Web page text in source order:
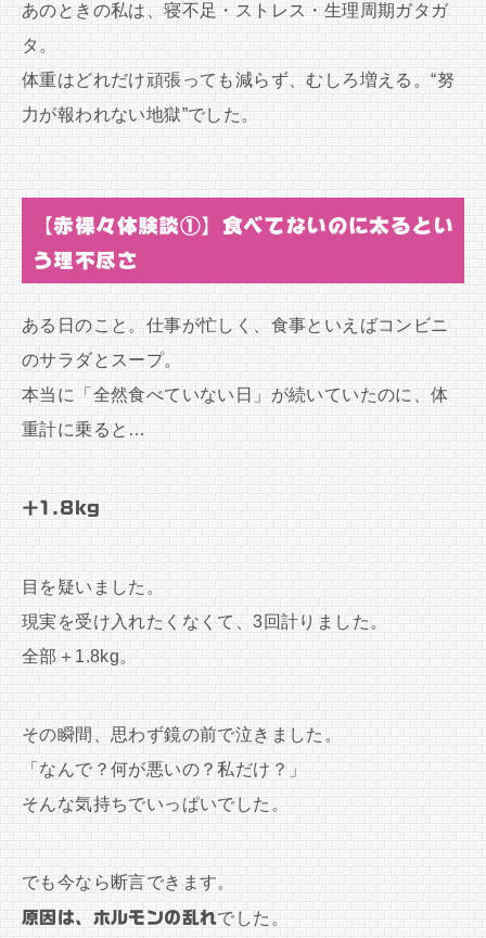
あのときの私は、寝不足・ストレス・生理周期ガタガ
タ。
体重はどれだけ頑張っても減らず、むしろ増える。“努
力が報われない地獄”でした。
【赤裸々体験談①】食べてないのに太るとい
う理不尽さ
ある日のこと。仕事が忙しく、食事といえばコンビニ
のサラダとスープ。
本当に「全然食べていない日」が続いていたのに、体
重計に乗ると…
＋1.8kg
目を疑いました。
現実を受け入れたくなくて、3回計りました。
全部＋1.8kg。
その瞬間、思わず鏡の前で泣きました。
「なんで？何が悪いの？私だけ？」
そんな気持ちでいっぱいでした。
でも今なら断言できます。
原因は、ホルモンの乱れでした。